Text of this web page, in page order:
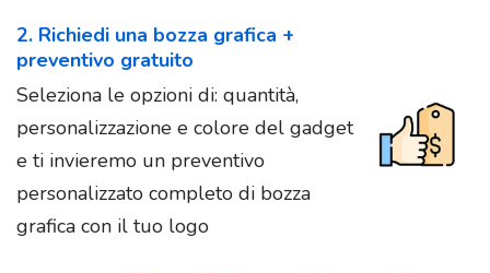
2. Richiedi una bozza grafica +
preventivo gratuito
Seleziona le opzioni di: quantità,
personalizzazione e colore del gadget
e ti invieremo un preventivo
personalizzato completo di bozza
grafica con il tuo logo